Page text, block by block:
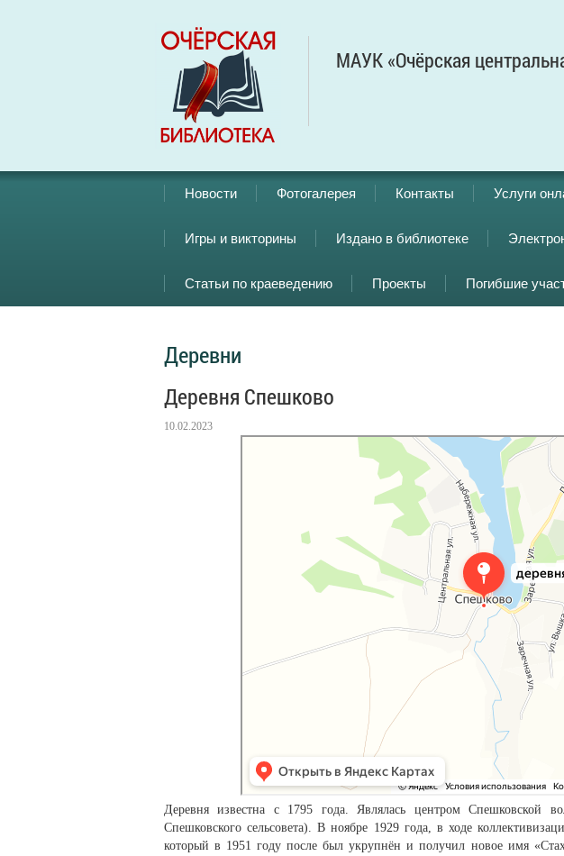
МАУК «Очёрская
Новости Фотогалерея Контакты Услуги
Игры и викторины Издано в библиотеке
Статьи по краеведению Проекты Погибшие
Деревни
Деревня Спешково
10.02.2023
Деревня Спешково — карта, что посмотреть, как добраться, координаты
Деревня известна с 1795 года. Являлась центром Спешковской
Спешковского сельсовета). В ноябре 1929 года, в ходе
который в 1951 году после был укрупнён и получил новое имя